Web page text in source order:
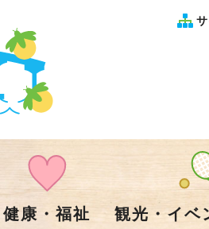
健康・福祉 観光・イベ